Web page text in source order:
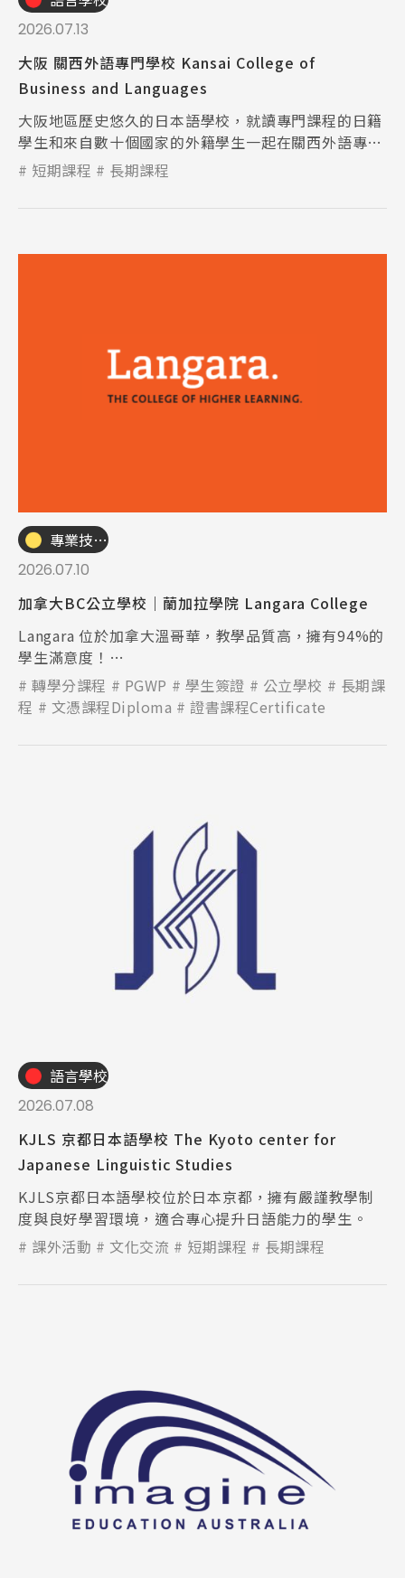
2026.07.13
大阪 關西外語專門學校 Kansai College of
Business and Languages
大阪地區歷史悠久的日本語學校，就讀專門課程的日籍
學生和來自數十個國家的外籍學生一起在關西外語專門
學校學習。
短期課程 長期課程
專業技職｜海外工讀
2026.07.10
加拿大BC公立學校｜蘭加拉學院 Langara College
Langara 位於加拿大溫哥華，教學品質高，擁有94%的
學生滿意度！
符合資格畢業生可申請最長3年的畢業後工簽(PGWP)
轉學分課程 PGWP 學生簽證 公立學校
長期課
程
文憑課程Diploma 證書課程Certificate
語言學校
2026.07.08
KJLS 京都日本語學校 The Kyoto center for
Japanese Linguistic Studies
KJLS京都日本語學校位於日本京都，擁有嚴謹教學制
度與良好學習環境，適合專心提升日語能力的學生。
課外活動
文化交流 短期課程 長期課程